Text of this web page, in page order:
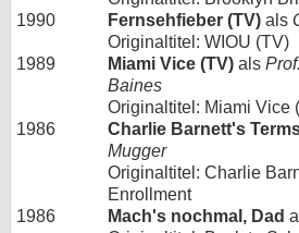
1990
Fernsehfieber (TV) als
Originaltitel: WIOU (TV)
1989
Miami Vice (TV) als
Baines
Originaltitel: Miami Vice
1986
Charlie Barnett's
Mugger
Originaltitel: Charlie
Enrollment
1986
Mach's nochmal, Dad